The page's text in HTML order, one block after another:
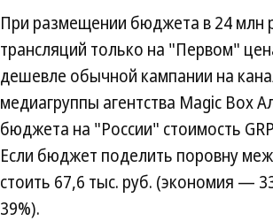
При размещении бюджета в 24 млн
трансляций только на "Первом"
дешевле обычной кампании на
медиагруппы агентства Magic Box
бюджета на "России" стоимость
Если бюджет поделить поровну
стоить 67,6 тыс. руб. (экономия —
39%).